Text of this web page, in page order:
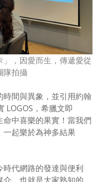
，因愛而生，傳遞愛從
隊拍攝
間與異象，並引用約翰
LOGOS ，希臘文即
命中喜樂的果實！當我們
一起樂於為神多結果
代網路的發達與便利